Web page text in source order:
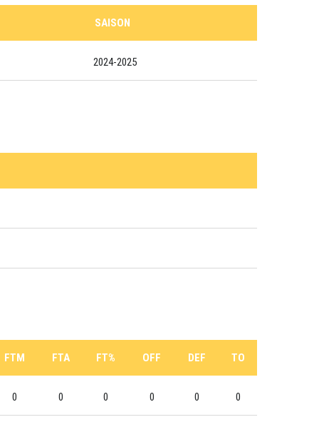
SAISON
2024-2025
FTM FTA FT% OFF DEF TO
0 0 0 0 0 0